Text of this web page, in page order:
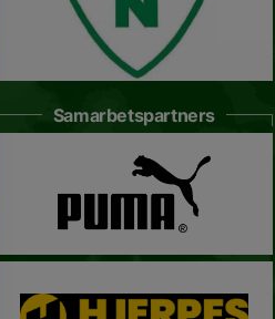
Samarbetspartners